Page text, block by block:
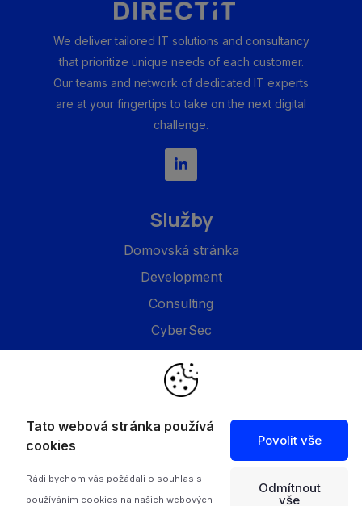
We deliver tailored IT solutions and consultancy
that prioritize unique needs of each customer.
Our teams and network of dedicated IT experts
are at your fingertips to take on the next digital
challenge.
Služby
Domovská stránka
Development
Consulting
CyberSec
Společnost
Kontakty
Tato webová stránka používá
cookies
Rádi bychom vás požádali o souhlas s
používáním cookies na našich webových
Povolit vše
Odmítnout
vše